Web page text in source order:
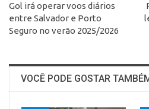
Gol irá operar voos diários
entre Salvador e Porto
Seguro no verão 2025/2026
VOCÊ PODE GOSTAR